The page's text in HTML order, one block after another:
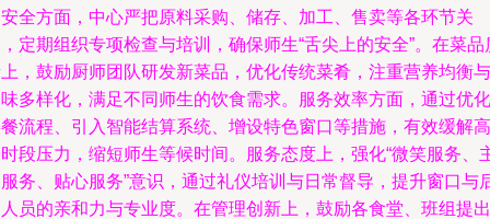
全方面，中心严把原料采购、储存、加工、售卖等各环节关
定期组织专项检查与培训，确保师生“舌尖上的安全”。在菜品
，鼓励厨师团队研发新菜品，优化传统菜肴，注重营养均衡与
多样化，满足不同师生的饮食需求。服务效率方面，通过优化
流程、引入智能结算系统、增设特色窗口等措施，有效缓解高
段压力，缩短师生等候时间。服务态度上，强化“微笑服务、
务、贴心服务”意识，通过礼仪培训与日常督导，提升窗口与
员的亲和力与专业度。在管理创新上，鼓励各食堂、班组提出